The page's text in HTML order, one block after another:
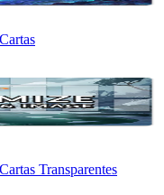
Transparentes